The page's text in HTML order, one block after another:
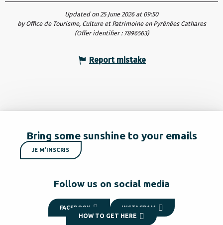
Updated on 25 June 2026 at 09:50
by Office de Tourisme, Culture et Patrimoine en Pyrénées Cathares
(Offer identifier : 7896563)
Report mistake
Bring some sunshine to your emails
JE M'INSCRIS
Follow us on social media
FACEBOOK INSTAGRAM
HOW TO GET HERE